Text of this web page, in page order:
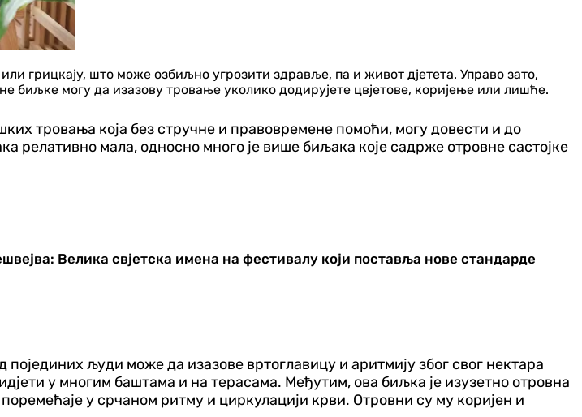
грицкају, што може озбиљно угрозити здравље, па и живот дјетета. Управо зато,
биљке могу да изазову тровање уколико додирујете цвјетове, коријење или лишће.
тровања која без стручне и правовремене помоћи, могу довести и до
релативно мала, односно много је више биљака које садрже отровне састојке
Велика свјетска имена на фестивалу који поставља нове стандарде
људи може да изазове вртоглавицу и аритмију због свог нектара
у многим баштама и на терасама. Међутим, ова биљка је изузетно отровна
у срчаном ритму и циркулацији крви. Отровни су му коријен и